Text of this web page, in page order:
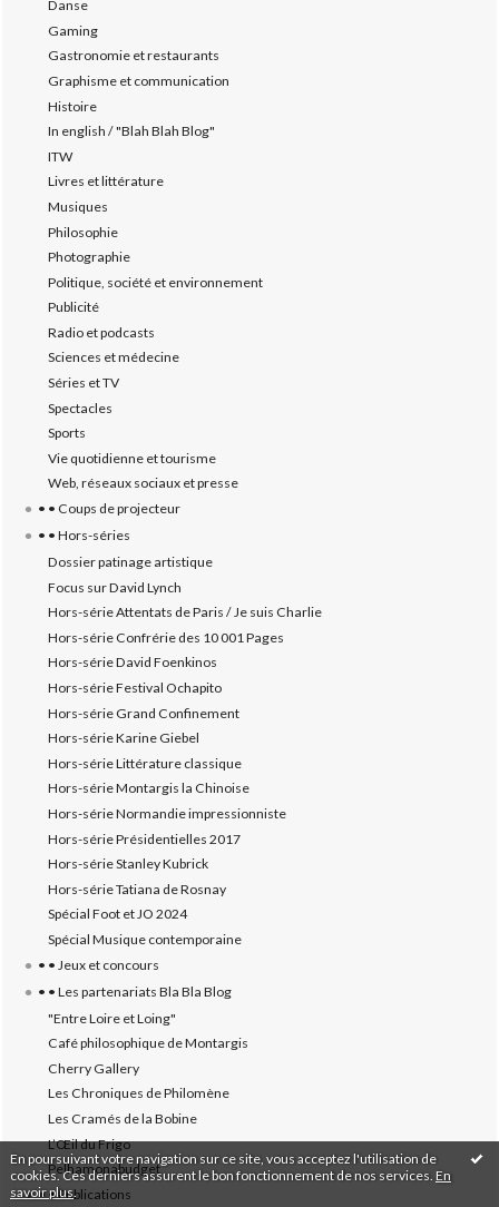
En poursuivant votre navigation sur ce site, vous acceptez l'utilisation de
cookies. Ces derniers assurent le bon fonctionnement de nos services. En
savoir plus.
Danse
Gaming
Gastronomie et restaurants
Graphisme et communication
Histoire
In english / "Blah Blah Blog"
ITW
Livres et littérature
Musiques
Philosophie
Photographie
Politique, société et environnement
Publicité
Radio et podcasts
Sciences et médecine
Séries et TV
Spectacles
Sports
Vie quotidienne et tourisme
Web, réseaux sociaux et presse
• • Coups de projecteur
• • Hors-séries
Dossier patinage artistique
Focus sur David Lynch
Hors-série Attentats de Paris / Je suis Charlie
Hors-série Confrérie des 10 001 Pages
Hors-série David Foenkinos
Hors-série Festival Ochapito
Hors-série Grand Confinement
Hors-série Karine Giebel
Hors-série Littérature classique
Hors-série Montargis la Chinoise
Hors-série Normandie impressionniste
Hors-série Présidentielles 2017
Hors-série Stanley Kubrick
Hors-série Tatiana de Rosnay
Spécial Foot et JO 2024
Spécial Musique contemporaine
• • Jeux et concours
• • Les partenariats Bla Bla Blog
"Entre Loire et Loing"
Café philosophique de Montargis
Cherry Gallery
Les Chroniques de Philomène
Les Cramés de la Bobine
L’‎Œil du Frigo
Pelhamonabudget
• • Publications